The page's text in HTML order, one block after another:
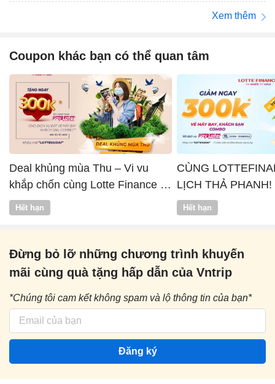
Xem thêm
Coupon khác bạn có thể quan tâm
Deal khủng mùa Thu – Vi vu
khắp chốn cùng Lotte Finance x
Vntrip
Hết hạn
CÙNG
LỊCH THẢ PHANH!
Hết hạn
Đừng bỏ lỡ những chương trình khuyến
mãi cùng quà tặng hấp dẫn của Vntrip
*Chúng tôi cam kết không spam và lộ thông tin của bạn*
Đăng ký